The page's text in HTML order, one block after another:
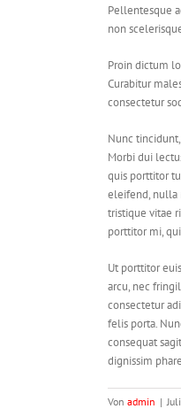
Pellentesque
non
Proin dictum
Curabitur
consectetur
Nunc
Morbi dui
quis porttitor
eleifend, nulla
tristique vitae
porttitor mi,
Ut porttitor
arcu, nec
consectetur
felis porta.
consequat
dignissim
Von admin |